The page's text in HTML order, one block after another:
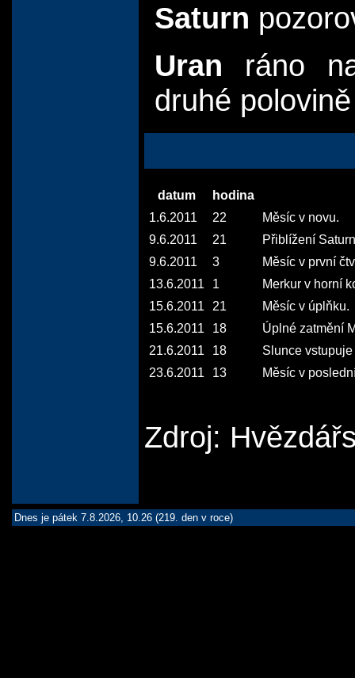
Saturn
Uran ráno
druhé
datum
hodina
1.6.2011
22
Měsíc v novu.
9.6.2011
21
Přiblížení
9.6.2011
3
Měsíc v první
13.6.2011
1
Merkur v horní
15.6.2011
21
Měsíc v úplňku.
15.6.2011
18
Úplné zatmění
21.6.2011
18
Slunce
23.6.2011
13 Měsíc v
Zdroj:
Dnes je pátek 7.8.2026, 10.26 (219. den v roce)